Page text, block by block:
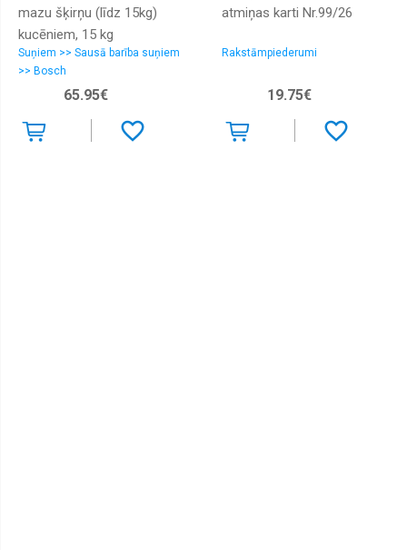
mazu šķirņu (līdz 15kg)
kucēniem, 15 kg
Suņiem >> Sausā barība suņiem
>> Bosch
65.95€
atmiņas karti Nr.99/26
Rakstāmpiederumi
19.75€